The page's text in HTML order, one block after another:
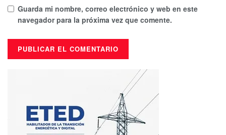
Guarda mi nombre, correo electrónico y web en este
navegador para la próxima vez que comente.